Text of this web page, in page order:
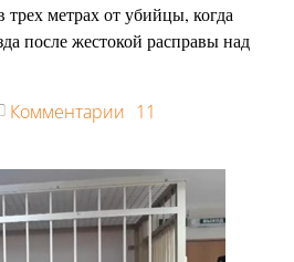
трех метрах от убийцы, когда
после жестокой расправы над
Комментарии 11